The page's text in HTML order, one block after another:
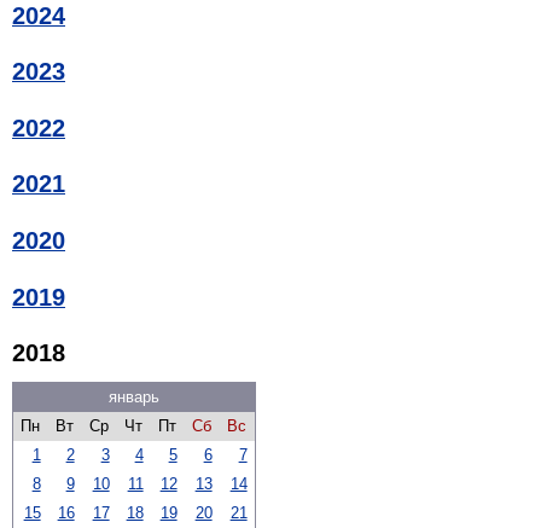
2024
2023
2022
2021
2020
2019
2018
январь
Пн
Вт Ср Чт Пт Сб
Вс
1
2 3 4 5 6
7
8
9 10 11 12 13
14
15
16 17 18 19 20
21